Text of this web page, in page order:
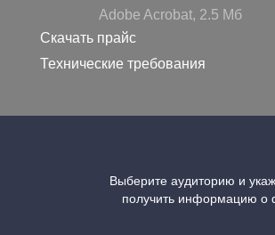
Adobe Acrobat, 2.5 Mб
Скачать прайс
Технические требования
Выберите аудиторию и
получить информацию о